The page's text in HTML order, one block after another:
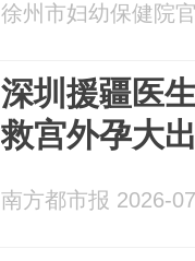
徐州市妇幼保健院
深圳援疆医
救宫外孕大
南方都市报 2026-